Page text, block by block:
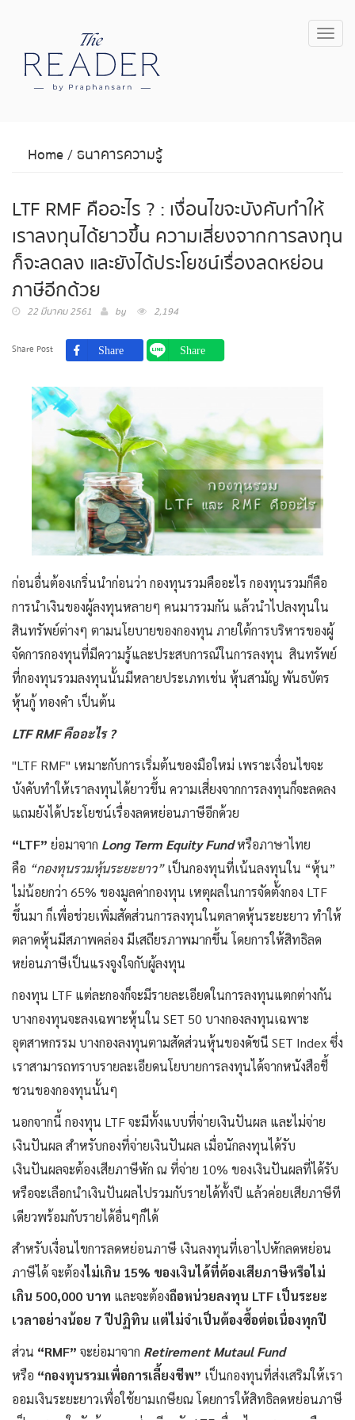
Home/ธนาคารความรู้
LTF RMF คืออะไร ? : เงื่อนไขจะบังคับทำให้
เราลงทุนได้ยาวขึ้น ความเสี่ยงจากการลงทุน
ก็จะลดลง และยังได้ประโยชน์เรื่องลดหย่อน
ภาษีอีกด้วย
22 มีนาคม 2561 by 2,194
Share Post
ก่อนอื่นต้องเกริ่นนำก่อนว่า กองทุนรวมคืออะไร กองทุนรวมก็คือ
การนำเงินของผู้ลงทุนหลายๆ คนมารวมกัน แล้วนำไปลงทุนใน
สินทรัพย์ต่างๆ ตามนโยบายของกองทุน ภายใต้การบริหารของผู้
จัดการกองทุนที่มีความรู้และประสบการณ์ในการลงทุน สินทรัพย์
ที่กองทุนรวมลงทุนนั้นมีหลายประเภทเช่น หุ้นสามัญ พันธบัตร
หุ้นกู้ ทองคำ เป็นต้น
LTF RMF คืออะไร ?
"LTF RMF" เหมาะกับการเริ่มต้นของมือใหม่ เพราะเงื่อนไขจะ
บังคับทำให้เราลงทุนได้ยาวขึ้น ความเสี่ยงจากการลงทุนก็จะลดลง
แถมยังได้ประโยชน์เรื่องลดหย่อนภาษีอีกด้วย
“LTF” ย่อมาจาก Long Term Equity Fundหรือภาษาไทย
คือ “กองทุนรวมหุ้นระยะยาว”เป็นกองทุนที่เน้นลงทุนใน “หุ้น”
ไม่น้อยกว่า 65% ของมูลค่ากองทุน เหตุผลในการจัดตั้งกอง LTF
ขึ้นมา ก็เพื่อช่วยเพิ่มสัดส่วนการลงทุนในตลาดหุ้นระยะยาว ทำให้
ตลาดหุ้นมีสภาพคล่อง มีเสถียรภาพมากขึ้น โดยการให้สิทธิลด
หย่อนภาษีเป็นแรงจูงใจกับผู้ลงทุน
กองทุน LTF แต่ละกองก็จะมีรายละเอียดในการลงทุนแตกต่างกัน
บางกองทุนจะลงเฉพาะหุ้นใน SET 50 บางกองลงทุนเฉพาะ
อุตสาหกรรม บางกองลงทุนตามสัดส่วนหุ้นของดัชนี SET Index ซึ่ง
เราสามารถทราบรายละเอียดนโยบายการลงทุนได้จากหนังสือชี้
ชวนของกองทุนนั้นๆ
นอกจากนี้ กองทุน LTF จะมีทั้งแบบที่จ่ายเงินปันผล และไม่จ่าย
เงินปันผล สำหรับกองที่จ่ายเงินปันผล เมื่อนักลงทุนได้รับ
เงินปันผลจะต้องเสียภาษีหัก ณ ที่จ่าย 10% ของเงินปันผลที่ได้รับ
หรือจะเลือกนำเงินปันผลไปรวมกับรายได้ทั้งปี แล้วค่อยเสียภาษีที
เดียวพร้อมกับรายได้อื่นๆก็ได้
สำหรับเงื่อนไขการลดหย่อนภาษี เงินลงทุนที่เอาไปหักลดหย่อน
ภาษีได้ จะต้องไม่เกิน 15% ของเงินได้ที่ต้องเสียภาษีหรือไม่
เกิน 500,000 บาท และจะต้องถือหน่วยลงทุน LTF เป็นระยะ
เวลาอย่างน้อย 7 ปีปฏิทิน แต่ไม่จำเป็นต้องซื้อต่อเนื่องทุกปี
ส่วน “RMF” จะย่อมาจาก Retirement Mutaul Fund
หรือ “กองทุนรวมเพื่อการเลี้ยงชีพ” เป็นกองทุนที่ส่งเสริมให้เรา
ออมเงินระยะยาวเพื่อใช้ยามเกษียณ โดยการให้สิทธิลดหย่อนภาษี